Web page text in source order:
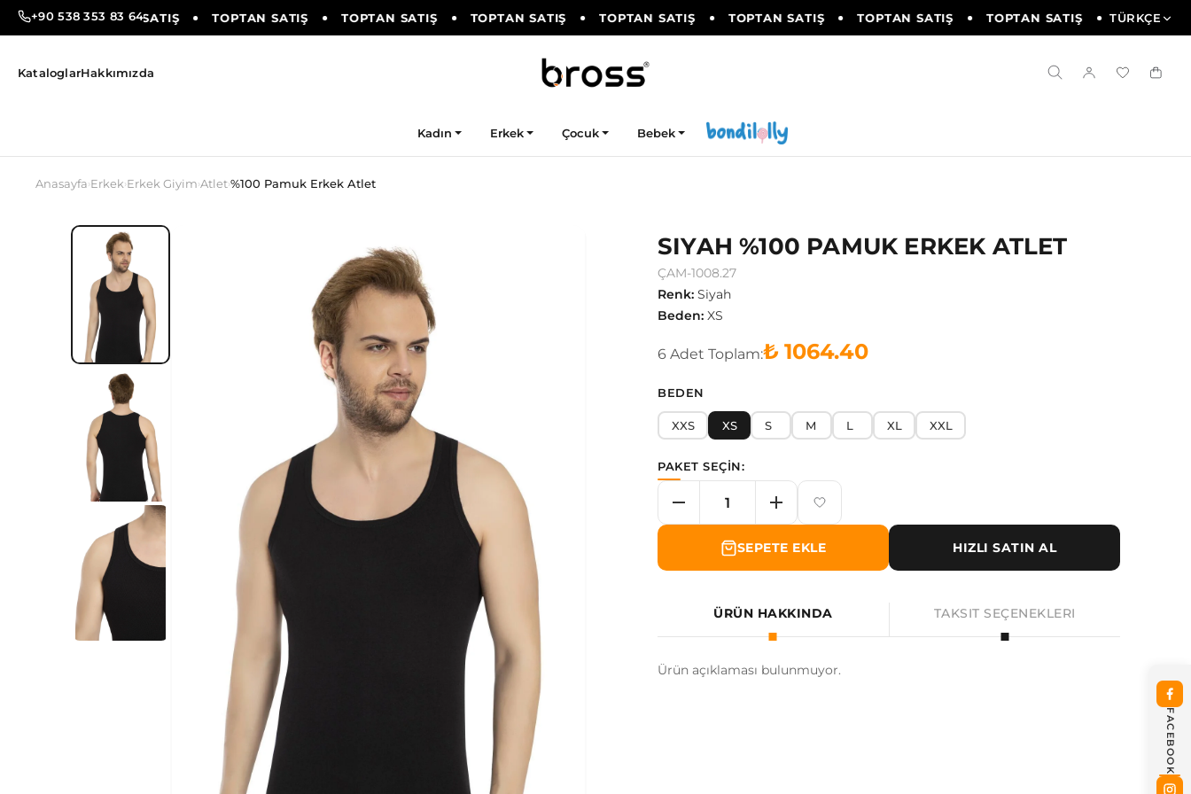
+90 538 353 83 64
TOPTAN SATIŞ TOPTAN SATIŞ TOPTAN SATIŞ TOPTAN SATIŞ TOPTAN SATIŞ TOPTAN SATIŞ TOPTAN SATIŞ TOPTAN SATIŞ TOPTAN
TÜRKÇE
KataloglarHakkımızda
Kadın Erkek Çocuk Bebek
Anasayfa›Erkek›Erkek Giyim›Atlet›%100 Pamuk Erkek Atlet
SIYAH %100 PAMUK ERKEK ATLET
ÇAM-1008.27
Renk: Siyah
Beden: XS
6 Adet Toplam:₺ 1064.40
BEDEN
XXS XS S M L XL XXL
PAKET SEÇİN:
SEPETE EKLE HIZLI SATIN AL
ÜRÜN HAKKINDA TAKSIT SEÇENEKLERI
Ürün açıklaması bulunmuyor.
FACEBOOK